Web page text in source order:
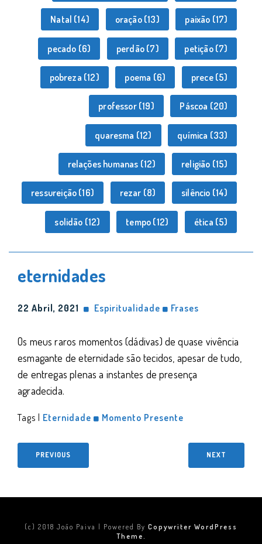
Natal (14) oração(13) paixão (17)
pecado (6) perdão(7) petição(7)
pobreza (12) poema (6) prece(5)
professor(19) Páscoa (20)
quaresma (12) química (33)
relações humanas (12) religião (15)
ressureição (16) rezar (8) silêncio (14)
solidão (12) tempo (12) ética (5)
eternidades
22 Abril, 2021 Espiritualidade Frases
Os meus raros momentos (dádivas) de quase vivência
esmagante de eternidade são tecidos, apesar de tudo,
de entregas plenas a instantes de presença
agradecida.
Tags | Eternidade Momento Presente
PREVIOUS NEXT
(c) 2018 João Paiva | Powered By Copywriter WordPress
Theme.